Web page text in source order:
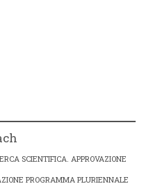
SCIENTIFICA. APPROVAZIONE
PROGRAMMA PLURIENNALE